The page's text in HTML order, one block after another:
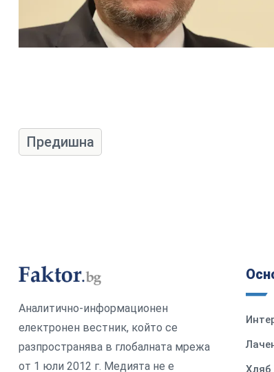
Предишна
Аналитично-информационен
електронен вестник, който се
разпространява в глобалната мрежа
от 1 юли 2012 г. Медията не е
Хляб